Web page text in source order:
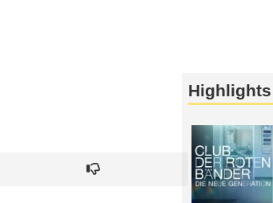
Highlights